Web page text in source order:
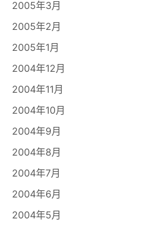
2005年3月
2005年2月
2005年1月
2004年12月
2004年11月
2004年10月
2004年9月
2004年8月
2004年7月
2004年6月
2004年5月